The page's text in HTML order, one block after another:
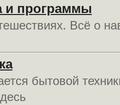
и программы
Всё о
бытовой